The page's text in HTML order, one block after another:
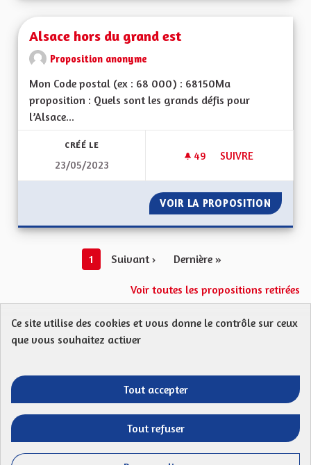
Alsace hors du grand est
Proposition anonyme
Mon Code postal (ex : 68 000) : 68150Ma
proposition : Quels sont les grands défis pour
l’Alsace...
CRÉÉ LE
23/05/2023
49 49 ABONNÉS
SUIVRE
VOIR LA PROPOSITION
1 Suivant › Dernière »
Voir toutes les propositions retirées
Protection des Données
Télécharger les fichiers Open Data
Entre vos mains - Collectivité
Entre vos mains - Collectivité
Entre vos mains - Collectivité
Entre vos mains -
(Lien externe)
Ce site utilise des cookies et vous donne le contrôle sur ceux
que vous souhaitez activer
Tout accepter
Tout refuser